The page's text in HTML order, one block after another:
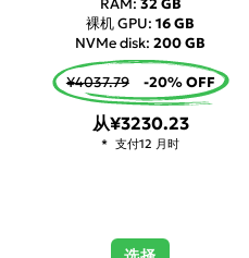
裸机 GPU:16 GB
NVMe disk:200 GB
¥4037.79 -20% OFF
从¥3230.23
支付12 月时